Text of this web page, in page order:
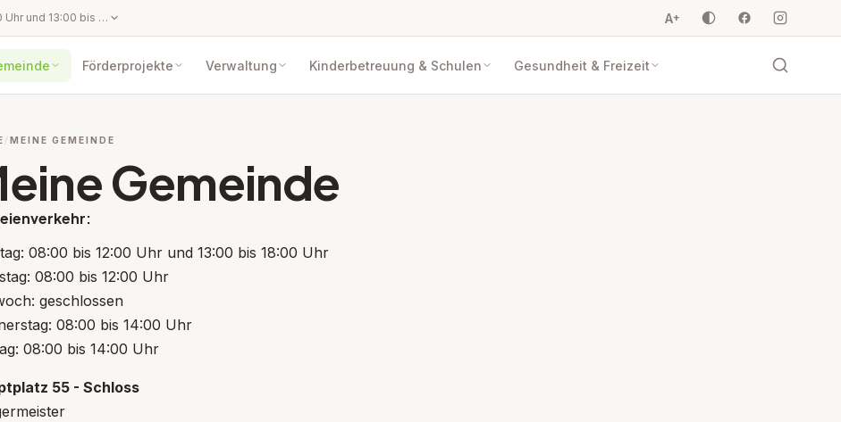
Montag: 08:00 bis 12:00 Uhr und 13:00 bis 18:00 Uhr Dienstag: 08:00 bis 12:00 Uhr Mittwoch: geschlossen Donnerstag: 08:00 bis 14:00 Uhr Freitag: 08:00 bis 14:00 Uhr Marktgemeinde Wildon Notruf +43 (0) 664 8410454 (Servicenummer für dringende Anliegen im Bereich Wasser und Straßen) A+
Förderprojekte Verwaltung Kinderbetreuung & Schulen Gesundheit & Freizeit
Mitarbeiter
Gemeinderat
MEINE GEMEINDE
Gemeinde
08:00 bis 12:00 Uhr und 13:00 bis 18:00 Uhr
08:00 bis 12:00 Uhr
geschlossen
08:00 bis 14:00 Uhr
08:00 bis 14:00 Uhr
55 - Schloss